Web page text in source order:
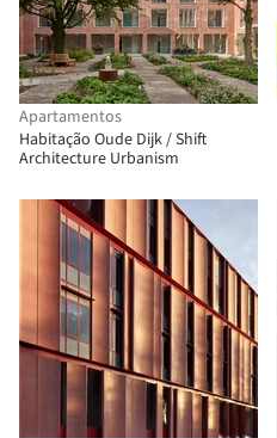
Apartamentos
Habitação Oude Dijk / Shift
Architecture Urbanism